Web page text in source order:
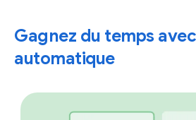
Gagnez du temps
automatique